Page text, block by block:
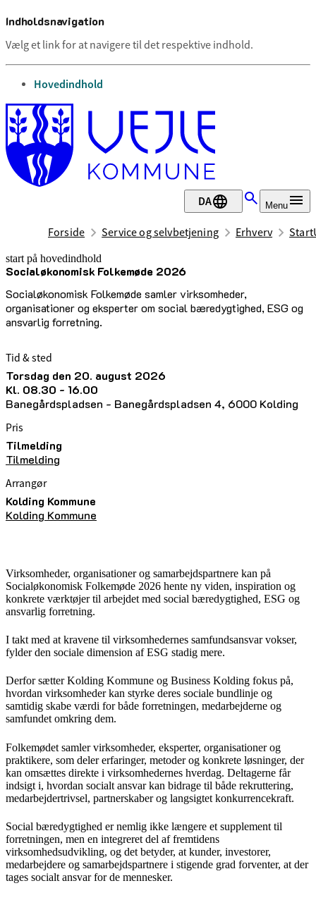
Indholdsnavigation
Vælg et link for at navigere til det respektive indhold.
gå til
Hovedindhold
DA Menu
Forside Service og selvbetjening Erhverv
start på hovedindhold
Socialøkonomisk Folkemøde 2026
Socialøkonomisk Folkemøde samler virksomheder,
organisationer og eksperter om social bæredygtighed, ESG og
ansvarlig forretning.
senest opdateret 17. juni 2026
Tid & sted
torsdag den 20. august 2026
kl. 08.30 - 16.00
Banegårdspladsen - Banegårdspladsen 4, 6000 Kolding
Pris
Tilmelding
Tilmelding
Arrangør
Kolding Kommune
Kolding Kommune
Virksomheder, organisationer og samarbejdspartnere kan på
Socialøkonomisk Folkemøde 2026 hente ny viden, inspiration og
konkrete værktøjer til arbejdet med social bæredygtighed, ESG og
ansvarlig forretning.
I takt med at kravene til virksomhedernes samfundsansvar vokser,
fylder den sociale dimension af ESG stadig mere.
Derfor sætter Kolding Kommune og Business Kolding fokus på,
hvordan virksomheder kan styrke deres sociale bundlinje og
samtidig skabe værdi for både forretningen, medarbejderne og
samfundet omkring dem.
Folkemødet samler virksomheder, eksperter, organisationer og
praktikere, som deler erfaringer, metoder og konkrete løsninger, der
kan omsættes direkte i virksomhedernes hverdag. Deltagerne får
indsigt i, hvordan socialt ansvar kan bidrage til både rekruttering,
medarbejdertrivsel, partnerskaber og langsigtet konkurrencekraft.
Social bæredygtighed er nemlig ikke længere et supplement til
forretningen, men en integreret del af fremtidens
virksomhedsudvikling, og det betyder, at kunder, investorer,
medarbejdere og samarbejdspartnere i stigende grad forventer, at der
tages socialt ansvar for de mennesker.